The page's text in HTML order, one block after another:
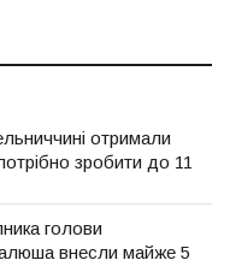
отримали
зробити до 11
голови
внесли майже 5